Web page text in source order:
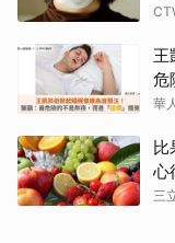
王
危
華
比
心
三